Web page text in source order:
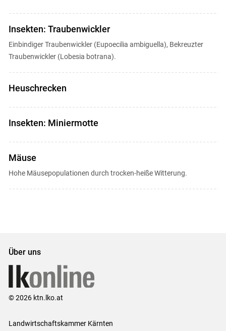
Insekten: Traubenwickler
Einbindiger Traubenwickler (Eupoecilia ambiguella), Bekreuzter
Traubenwickler (Lobesia botrana).
Heuschrecken
Insekten: Miniermotte
Mäuse
Hohe Mäusepopulationen durch trocken-heiße Witterung.
Über uns
© 2026 ktn.lko.at
Landwirtschaftskammer Kärnten